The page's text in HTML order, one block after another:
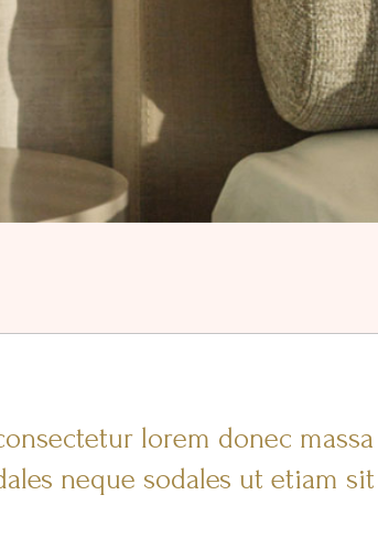
lorem donec
neque sodales ut etiam